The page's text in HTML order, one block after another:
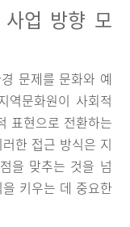
사업 방향 모
문제를 문화와 예
역문화원이 사회적
표현으로 전환하는
한 접근 방식은 지
을 맞추는 것을 넘
키우는 데 중요한